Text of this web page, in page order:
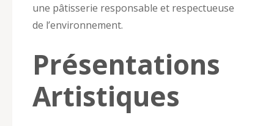
une pâtisserie responsable et respectueuse
de l’environnement.
Présentations
Artistiques